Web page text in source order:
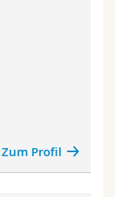
Zum Profil